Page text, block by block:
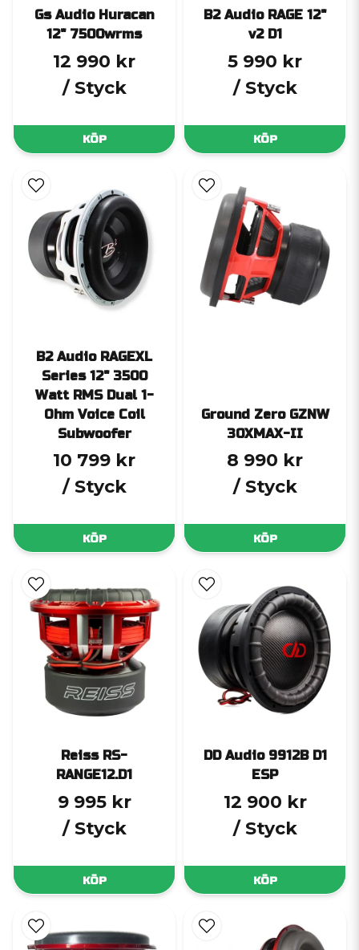
Gs Audio Huracan
12" 7500wrms
12 990 kr
/ Styck
KÖP
B2 Audio RAGE 12"
v2 D1
5 990 kr
/ Styck
KÖP
B2 Audio RAGEXL
Series 12" 3500
Watt RMS Dual 1-
Ohm Voice Coil
Subwoofer
10 799 kr
/ Styck
KÖP
Ground Zero GZNW
30XMAX-II
8 990 kr
/ Styck
KÖP
Reiss RS-
RANGE12.D1
9 995 kr
/ Styck
KÖP
DD Audio 9912B D1
ESP
12 900 kr
/ Styck
KÖP